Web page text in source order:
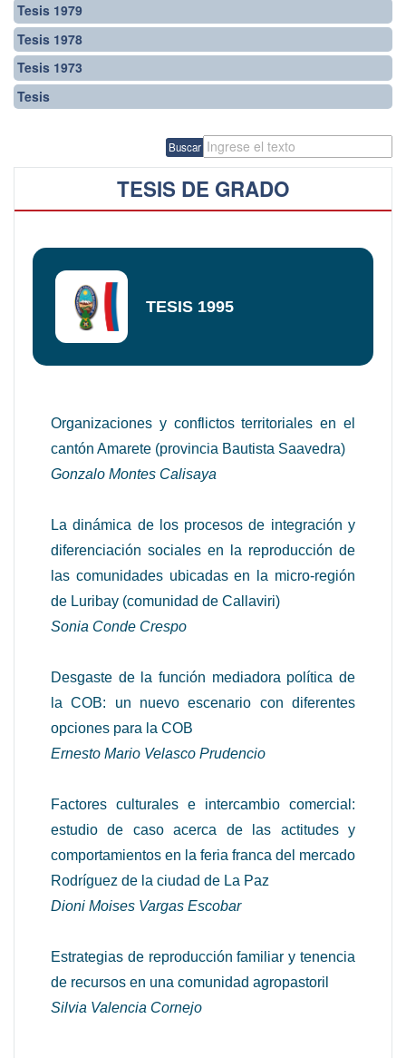
Tesis 1979
Tesis 1978
Tesis 1973
Tesis
Buscar
TESIS DE GRADO
TESIS 1995
Organizaciones y conflictos territoriales en el
cantón Amarete (provincia Bautista Saavedra)
Gonzalo Montes Calisaya
La dinámica de los procesos de integración y
diferenciación sociales en la reproducción de
las comunidades ubicadas en la micro-región
de Luribay (comunidad de Callaviri)
Sonia Conde Crespo
Desgaste de la función mediadora política de
la COB: un nuevo escenario con diferentes
opciones para la COB
Ernesto Mario Velasco Prudencio
Factores culturales e intercambio comercial:
estudio de caso acerca de las actitudes y
comportamientos en la feria franca del mercado
Rodríguez de la ciudad de La Paz
Dioni Moises Vargas Escobar
Estrategias de reproducción familiar y tenencia
de recursos en una comunidad agropastoril
Silvia Valencia Cornejo